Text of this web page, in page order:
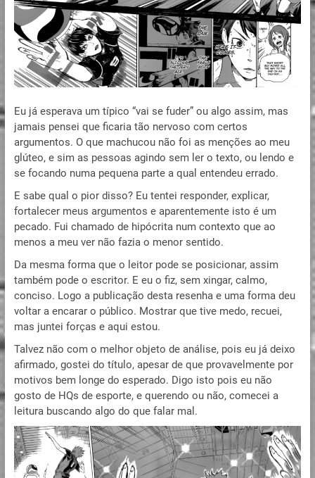
Eu já esperava um típico “vai se fuder” ou algo assim, mas
jamais pensei que ficaria tão nervoso com certos
argumentos. O que machucou não foi as menções ao meu
glúteo, e sim as pessoas agindo sem ler o texto, ou lendo e
se focando numa pequena parte a qual entendeu errado.
E sabe qual o pior disso? Eu tentei responder, explicar,
fortalecer meus argumentos e aparentemente isto é um
pecado. Fui chamado de hipócrita num contexto que ao
menos a meu ver não fazia o menor sentido.
Da mesma forma que o leitor pode se posicionar, assim
também pode o escritor. E eu o fiz, sem xingar, calmo,
conciso. Logo a publicação desta resenha e uma forma deu
voltar a encarar o público. Mostrar que tive medo, recuei,
mas juntei forças e aqui estou.
Talvez não com o melhor objeto de análise, pois eu já deixo
afirmado, gostei do título, apesar de que provavelmente por
motivos bem longe do esperado. Digo isto pois eu não
gosto de HQs de esporte, e querendo ou não, comecei a
leitura buscando algo do que falar mal.